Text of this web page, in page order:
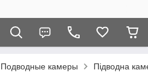
Подводные камеры Підводна